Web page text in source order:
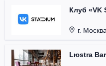
Клуб «VK
г. Москва,
Lюstra Bar